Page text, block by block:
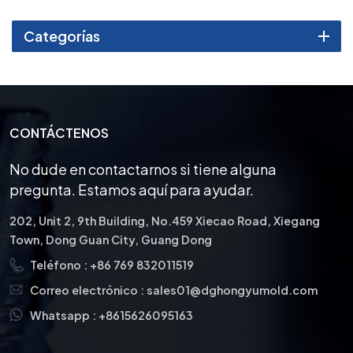
industria médica.
Categorías
CONTÁCTENOS
No dude en contactarnos si tiene alguna
pregunta. Estamos aquí para ayudar.
202, Unit 2, 9th Building, No.459 Xiecao Road, Xiegang
Town, Dong Guan City, Guang Dong
Teléfono : +86 769 832011519
Correo electrónico : sales01@dghongyumold.com
Whatsapp : +8615626095163